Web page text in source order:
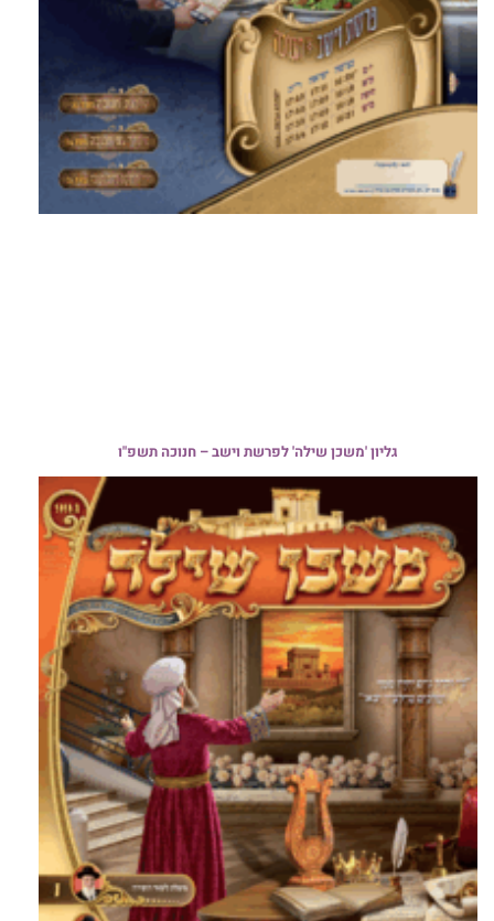
גליון 'משכן שילה' לפרשת וישב – חנוכה תשפ"ו